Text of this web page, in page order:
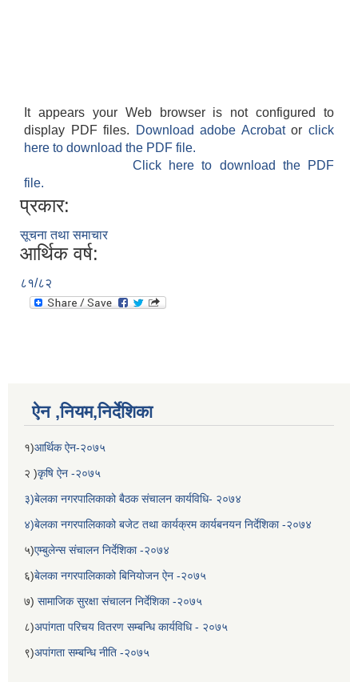
It appears your Web browser is not configured to
display PDF files.
Download adobe Acrobatorclick
here to download the PDF file.
Click here to download the PDF
file.
प्रकार:
सूचना तथा समाचार
आर्थिक वर्ष:
८१/८२
ऐन ,नियम,निर्देशिका
१)आर्थिक ऐन-२०७५
२ )कृषि ऐन -२०७५
३)बेलका नगरपालिकाको बैठक संचालन कार्यविधि- २०७४
४)बेलका नगरपालिकाको बजेट तथा कार्यक्रम कार्यबनयन निर्देशिका -२०७४
५)एम्बुलेन्स संचालन निर्देशिका -२०७४
६)बेलका नगरपालिकाको बिनियोजन ऐन -२०७५
७) सामाजिक सुरक्षा संचालन निर्देशिका -२०७५
८)अपांगता परिचय वितरण सम्बन्धि कार्यविधि - २०७५
९)अपांगता सम्बन्धि नीति -२०७५